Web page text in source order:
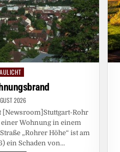
2026
[Newsroom]Stuttgart-Rohr
Wohnung in einem
„Rohrer Höhe“ ist am
ein Schaden von…